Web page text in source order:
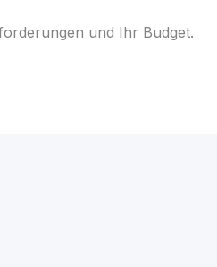
und Ihr Budget.